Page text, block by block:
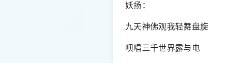
妖扬：
九天神佛观我轻舞盘旋
呗唱三千世界露与电